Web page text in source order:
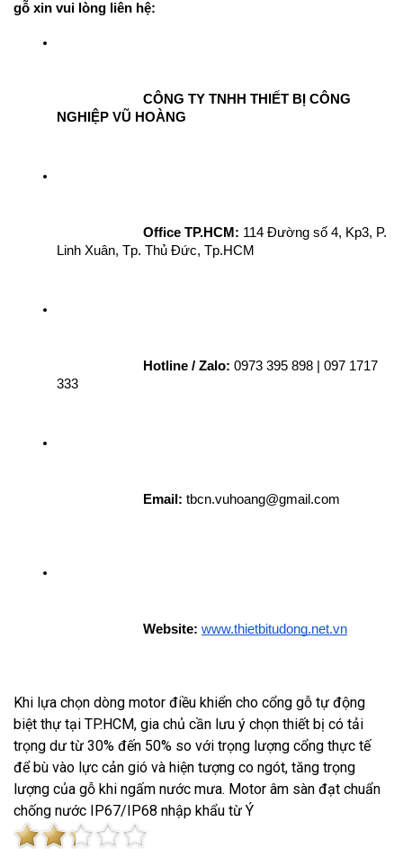
gỗ xin vui lòng liên hệ:
CÔNG TY TNHH THIẾT BỊ CÔNG
NGHIỆP VŨ HOÀNG
Office TP.HCM: 114 Đường số 4, Kp3, P.
Linh Xuân, Tp. Thủ Đức, Tp.HCM
Hotline / Zalo: 0973 395 898 | 097 1717
333
Email: tbcn.vuhoang@gmail.com
Website: www.thietbitudong.net.vn
Khi lựa chọn dòng motor điều khiển cho cổng gỗ tự động
biệt thự tại TP.HCM, gia chủ cần lưu ý chọn thiết bị có tải
trọng dư từ 30% đến 50% so với trọng lượng cổng thực tế
để bù vào lực cản gió và hiện tượng co ngót, tăng trọng
lượng của gỗ khi ngấm nước mưa. Motor âm sàn đạt chuẩn
chống nước IP67/IP68 nhập khẩu từ Ý